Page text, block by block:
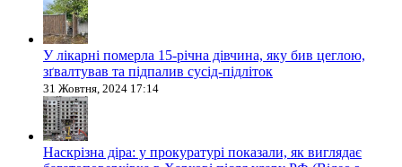
У лікарні померла 15-річна дівчина, яку бив цеглою,
зґвалтував та підпалив сусід-підліток
31 Жовтня, 2024 17:14
Наскрізна діра: у прокуратурі показали, як виглядає